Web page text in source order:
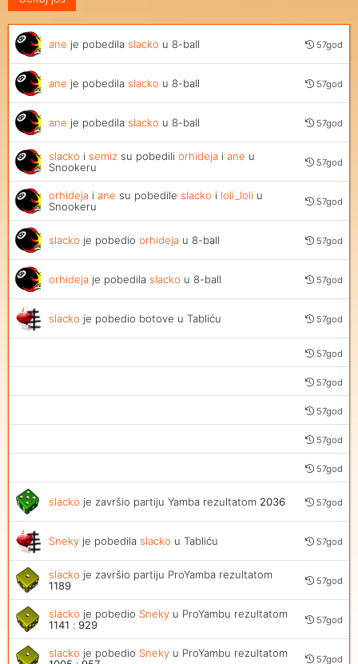
ane je pobedila slacko u 8-ball 57god
ane je pobedila slacko u 8-ball 57god
ane je pobedila slacko u 8-ball 57god
slacko i semiz su pobedili orhideja i ane u
Snookeru
57god
orhideja i ane su pobedile slacko i loli_loli u
Snookeru
57god
slacko je pobedio orhideja u 8-ball 57god
orhideja je pobedila slacko u 8-ball 57god
slacko je pobedio botove u Tabliću 57god
57god
57god
57god
57god
57god
slacko je završio partiju Yamba rezultatom 2036 57god
Sneky je pobedila slacko u Tabliću 57god
slacko je završio partiju ProYamba rezultatom
1189
57god
slacko je pobedio Sneky u ProYambu rezultatom
1141 : 929 57god
slacko je pobedio Sneky u ProYambu rezultatom
57god